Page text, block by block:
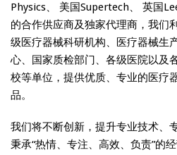
Physics、 美国Supertech、 英国
的合作供应商及独家代理商，我们
级医疗器械科研机构、医疗器械生
心、国家质检部门、各级医院以及
校等单位，提供优质、专业的医疗
品。
我们将不断创新，提升专业技术、
秉承“热情、专注、高效、负责”的